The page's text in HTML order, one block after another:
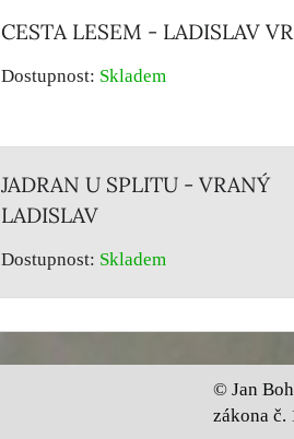
CESTA LESEM - LADISLAV
Dostupnost: Skladem
JADRAN U SPLITU - VRANÝ
LADISLAV
Dostupnost: Skladem
© Jan
zákona č.